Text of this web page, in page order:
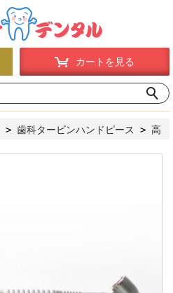
カートを見る
> 歯科タービンハンドピース > 高